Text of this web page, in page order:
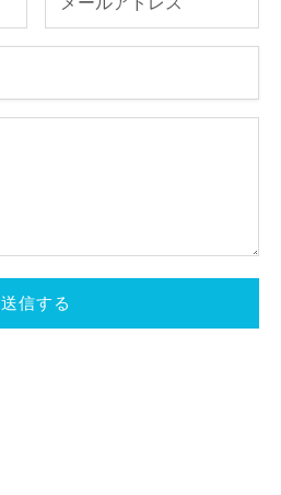
送信する